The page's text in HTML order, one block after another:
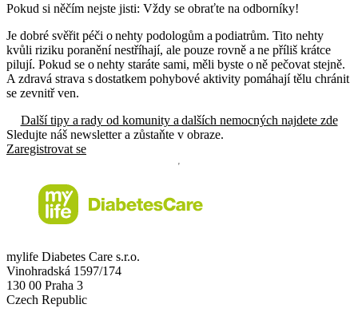
Pokud si něčím nejste jisti: Vždy se obraťte na odborníky!
Je dobré svěřit péči o nehty podologům a podiatrům. Tito nehty
kvůli riziku poranění nestříhají, ale pouze rovně a ne příliš krátce
pilují. Pokud se o nehty staráte sami, měli byste o ně pečovat stejně.
A zdravá strava s dostatkem pohybové aktivity pomáhají tělu chránit
se zevnitř ven.
Další tipy a rady od komunity a dalších nemocných najdete zde
Sledujte náš newsletter a zůstaňte v obraze.
Zaregistrovat se
mylife Diabetes Care s.r.o.
Vinohradská 1597/174
130 00 Praha 3
Czech Republic